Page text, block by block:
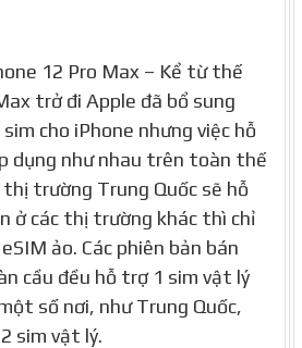
12 Pro Max – Kể từ thế
trở đi Apple đã bổ sung
cho iPhone nhưng việc hỗ
dụng như nhau trên toàn thế
thị trường Trung Quốc sẽ hỗ
ở các thị trường khác thì chỉ
ảo. Các phiên bản bán
cầu đều hỗ trợ 1 sim vật lý
số nơi, như Trung Quốc,
sim vật lý.